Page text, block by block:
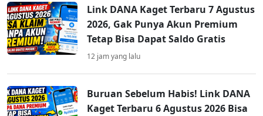
Link DANA Kaget Terbaru 7 Agustus
2026, Gak Punya Akun Premium
Tetap Bisa Dapat Saldo Gratis
12 jam yang lalu
Buruan Sebelum Habis! Link DANA
Kaget Terbaru 6 Agustus 2026 Bisa